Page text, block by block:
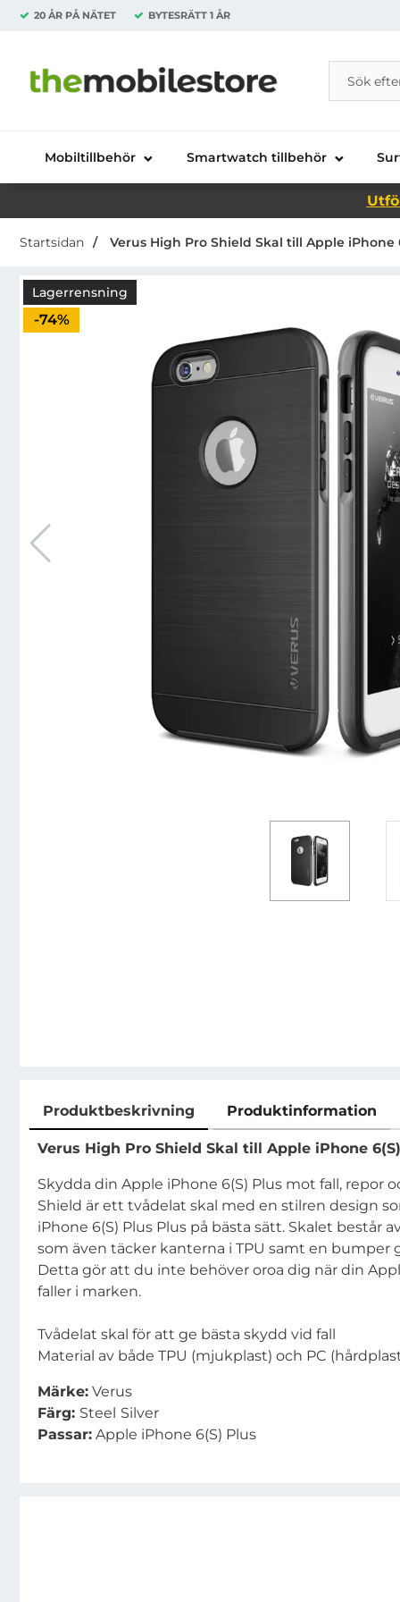
20 ÅR PÅ NÄTET BYTESRÄTT 1 ÅR
Startsidan för Danira Telecom AB
Sök
Sök på
Mobiltillbehör Smartwatch tillbehör
Startsidan Verus High Pro Shield Skal till Apple iPhone
Lagerrensning
Priset är nedsatt med
-74%
Produktbeskrivning Produktinformation
Produktbeskrivning
Verus High Pro Shield Skal till Apple iPhone
Skydda din Apple iPhone 6(S) Plus mot fall, repor
Shield är ett tvådelat skal med en stilren design
iPhone 6(S) Plus Plus på bästa sätt. Skalet består
som även täcker kanterna i TPU samt en bumper
Detta gör att du inte behöver oroa dig när din
faller i marken.
Tvådelat skal för att ge bästa skydd vid fall
Material av både TPU (mjukplast) och PC
Märke: Verus
Färg: Steel Silver
Passar: Apple iPhone 6(S) Plus